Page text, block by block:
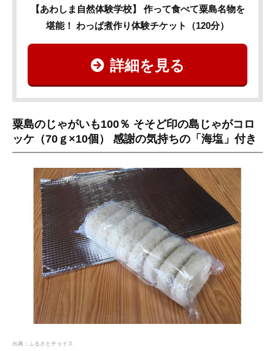
【あわしま自然体験学校】 作って食べて粟島名物を
堪能！ わっぱ煮作り体験チケット（120分）
詳細を見る
粟島のじゃがいも100％ そそど印の島じゃがコロ
ッケ（70ｇ×10個） 感謝の気持ちの「海塩」付き
出典： ふるさとチョイス